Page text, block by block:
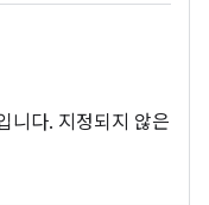
니다. 지정되지 않은